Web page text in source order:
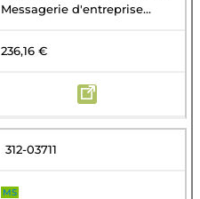
Messagerie d'entreprise...
236,16 €
312-03711
MS